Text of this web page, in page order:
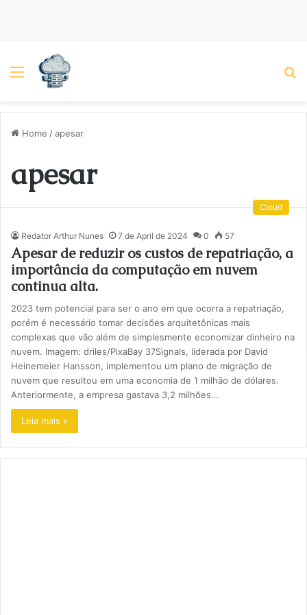
Menu
Home /apesar
apesar
Cloud
Redator Arthur Nunes 7 de April de 2024 0 57
Apesar de reduzir os custos de repatriação, a
importância da computação em nuvem
continua alta.
2023 tem potencial para ser o ano em que ocorra a repatriação,
porém é necessário tomar decisões arquitetônicas mais
complexas que vão além de simplesmente economizar dinheiro na
nuvem. Imagem: driles/PixaBay 37Signals, liderada por David
Heinemeier Hansson, implementou um plano de migração de
nuvem que resultou em uma economia de 1 milhão de dólares.
Anteriormente, a empresa gastava 3,2 milhões…
Leia mais »